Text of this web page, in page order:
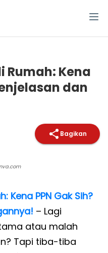
Rumah: Kena
dan
Bagikan
Kena PPN Gak Sih?
– Lagi
atau malah
Tapi tiba-tiba